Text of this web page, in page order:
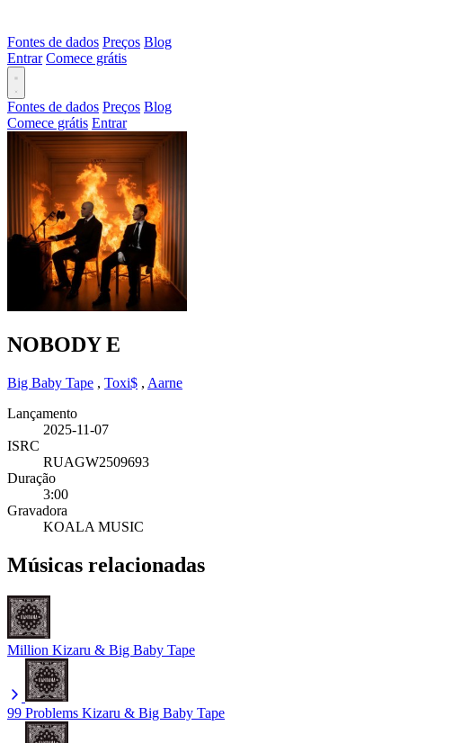
Fontes de dados Preços Blog
Entrar Comece grátis
Fontes de dados Preços Blog
Comece grátis Entrar
NOBODYE
Big Baby Tape , Toxi$ , Aarne
Lançamento
2025-11-07
ISRC
RUAGW2509693
Duração
3:00
Gravadora
KOALA MUSIC
Músicas relacionadas
Million Kizaru & Big Baby Tape
99 Problems Kizaru & Big Baby Tape